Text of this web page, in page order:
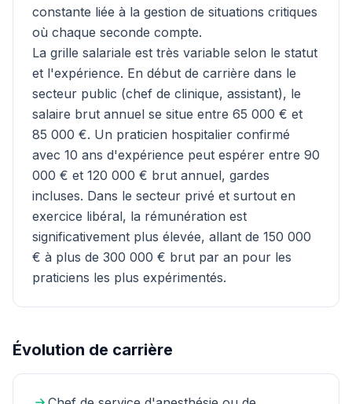
constante liée à la gestion de situations critiques
où chaque seconde compte.
La grille salariale est très variable selon le statut
et l'expérience. En début de carrière dans le
secteur public (chef de clinique, assistant), le
salaire brut annuel se situe entre 65 000 € et
85 000 €. Un praticien hospitalier confirmé
avec 10 ans d'expérience peut espérer entre 90
000 € et 120 000 € brut annuel, gardes
incluses. Dans le secteur privé et surtout en
exercice libéral, la rémunération est
significativement plus élevée, allant de 150 000
€ à plus de 300 000 € brut par an pour les
praticiens les plus expérimentés.
Évolution de carrière